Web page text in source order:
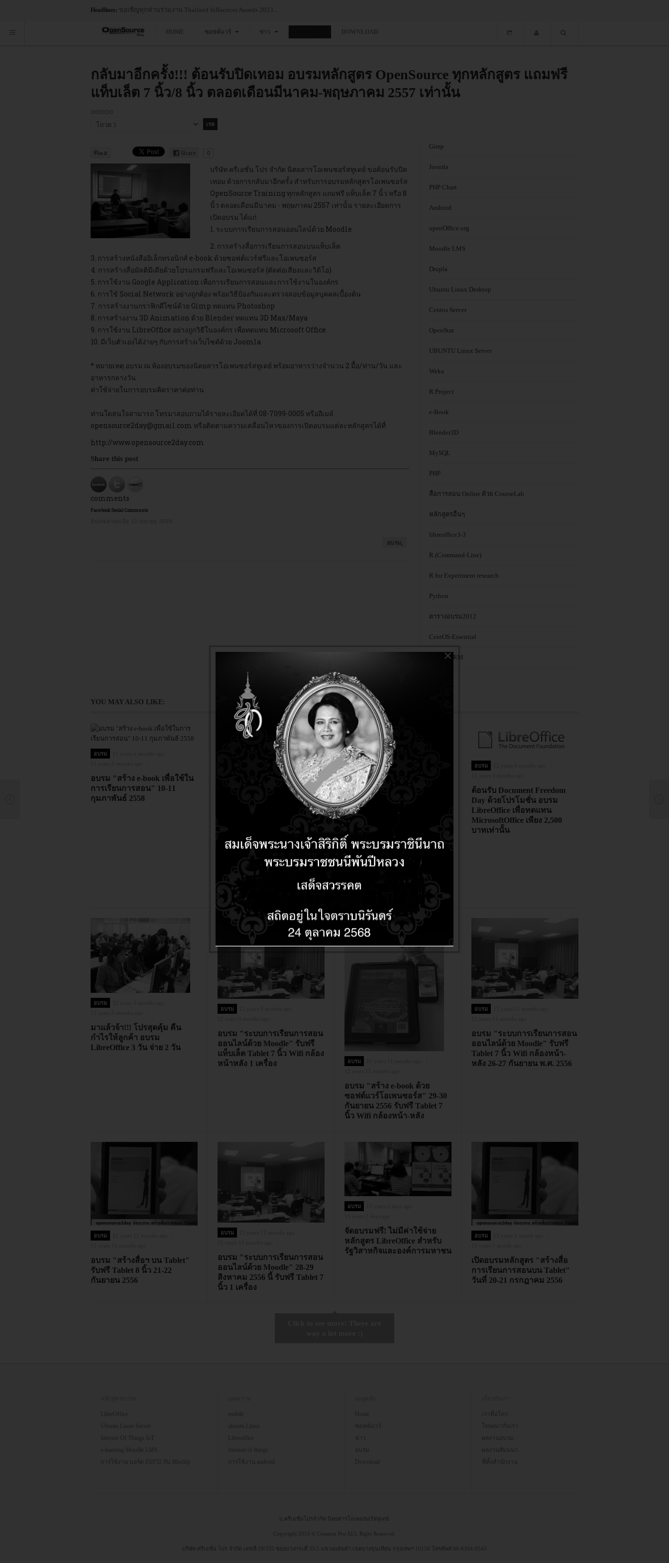
Headlines: ขอเชิญทุกท่านร่วมงาน Thailand Influencer Awards 2023...
HOME ซอฟต์แวร์ ข่าว DOWNLOAD
กลับมาอีกครั้ง!!! ต้อนรับปิดเทอม อบรมหลักสูตร OpenSource ทุกหลักสูตร แถมฟรี
แท็บเล็ต 7 นิ้ว/8 นิ้ว ตลอดเดือนมีนาคม-พฤษภาคม 2557 เท่านั้น
กรุณา
Share
0
บริษัท ครีเอชั่น โปร จำกัด นิตยสารโอเพนซอร์สทูเดย์ ขอต้อนรับปิด
เทอม ด้วยการกลับมาอีกครั้ง สำหรับการอบรมหลักสูตรโอเพนซอร์ส
OpenSource Training ทุกหลักสูตร แถมฟรี แท็บเล็ต 7 นิ้ว หรือ 8
นิ้ว ตลอดเดือนมีนาคม - พฤษภาคม 2557 เท่านั้น รายละเอียดการ
เปิดอบรม ได้แก่
1. ระบบการเรียนการสอนออนไลน์ด้วย Moodle
2. การสร้างสื่อการเรียนการสอนบนแท็บเล็ต
3. การสร้างหนังสืออิเล็กทรอนิกส์ e-book ด้วยซอฟต์แวร์ฟรีและโอเพนซอร์ส
4. การสร้างสื่อมัลติมีเดียด้วยโปรแกรมฟรีและโอเพนซอร์ส (ตัดต่อเสียงและวิดิโอ)
5. การใช้งาน Google Application เพื่อการเรียนการสอนและการใช้งานในองค์กร
6. การใช้ Social Network อย่างถูกต้อง พร้อมวิธีป้องกันและตรวจสอบข้อมูลบุคคลเบื้องต้น
7. การสร้างงานกราฟิกดีไซน์ด้วย Gimp ทดแทน Photoshop
8. การสร้างงาน 3D Animation ด้วย Blender ทดแทน 3D Max/Maya
9. การใช้งาน LibreOffice อย่างถูกวิธีในองค์กร เพื่อทดแทน Microsoft Office
10. มีเว็บตัวเองได้ง่ายๆ กับการสร้างเว็บไซต์ด้วย Joomla
* หมายเหตุ อบรม ณ ห้องอบรมของนิตยสารโอเพนซอร์สทูเดย์ พร้อมอาหารว่างจำนวน 2 มื้อ/ท่าน/วัน และ
อาหารกลางวัน
ค่าใช้จ่ายในการอบรมคิดราคาต่อท่าน
ท่านใดสนใจสามารถ โทรมาสอบถามได้รายละเอียดได้ที่ 08-7099-0005 หรืออีเมล์
opensource2day@gmail.com หรือติดตามความเคลื่อนไหวของการเปิดอบรมแต่ละหลักสูตรได้ที่
http://www.opensource2day.com
Share this post
comments
Facebook Social Comments
อบรม,
Gimp
Joomla
PHP Chart
Android
openOffice.org
Moodle LMS
Drupla
Ubuntu Linux Desktop
Centos Server
OpenStat
UBUNTU Linux Server
Weka
R Project
e-Book
Blender3D
MySQL
PHP
สื่อการสอน Online ด้วย CourseLab
หลักสูตรอื่นๆ
libreoffice3-3
R (Command-Line)
R for Experiment research
Python
ตารางอบรม2012
CentOS-Essential
OrangeHRM
YOU MAY ALSO LIKE:
อบรม
อบรม "สร้าง e-book เพื่อใช้ใน
การเรียนการสอน" 10-11
กุมภาพันธ์ 2558
11 years 11 months ago
งาน Social Network อย่างไร?
2557 นี้ จำกัดที่นั่ง 45 ที่นั่ง
ต้อนรับปิดเทอม อบรม "สร้าง
Tablet" 26-27 เมษายน 2557
นิ้ว หรือ Wifi หน้าจอ8 นิ้ว รุ่น
สุดท้าย!!!
อบรม
ต้อนรับ Document Freedom
Day ด้วยโปรโมชั่น อบรม
LibreOffice เพื่อทดแทน
MicrosoftOffice เพียง 2,500
บาทเท่านั้น
อบรม
มาแล้วจ้า!!! โปรสุดคุ้ม คืน
กำไรให้ลูกค้า อบรม
LibreOffice 3 วัน จ่าย 2 วัน
อบรม
อบรม "ระบบการเรียนการสอน
ออนไลน์ด้วย Moodle" รับฟรี
แท็บเล็ต Tablet 7 นิ้ว Wifi กล้อง
หน้าหลัง 1 เครื่อง
อบรม
อบรม "สร้าง e-book ด้วย
ซอฟต์แวร์โอเพนซอร์ส" 29-30
กันยายน 2556 รับฟรี Tablet 7
นิ้ว Wifi กล้องหน้า-หลัง
อบรม
อบรม "ระบบการเรียนการสอน
ออนไลน์ด้วย Moodle" รับฟรี
Tablet 7 นิ้ว Wifi กล้องหน้า-
หลัง 26-27 กันยายน พ.ศ. 2556
อบรม
อบรม "สร้างสื่อฯ บน Tablet"
รับฟรี Tablet 8 นิ้ว 21-22
กันยายน 2556
อบรม
อบรม "ระบบการเรียนการสอน
ออนไลน์ด้วย Moodle" 28-29
สิงหาคม 2556 นี้ รับฟรี Tablet 7
นิ้ว 1 เครื่อง
อบรม
จัดอบรมฟรี! ไม่มีค่าใช้จ่าย
หลักสูตร LibreOffice สำหรับ
รัฐวิสาหกิจและองค์การมหาชน
อบรม
เปิดอบรมหลักสูตร "สร้างสื่อ
การเรียนการสอนบน Tablet"
วันที่ 20-21 กรกฎาคม 2556
LibreOffice
Ubuntu Linux Server
Internet Of Things IoT
e-learning Moodle LMS
การใช้งาน บอร์ด ESP32 กับ Blockly
mobile
ubuntu Linux
Internet of things
การใช้งาน android
Home
ซอฟต์แวร์
ข่าว
อบรม
Download
เราคือใคร
โฆษณากับเรา
ผลงานอบรม
ผลงานสัมมนา
ที่ตั้งสำนักงาน
บ.ครีเอชั่นโปรจำกัด นิตยสารโอเพนซอร์สทูเดย์
Copyright 2015 © Creation Pro ALL Right Reserved.
บริษัท ครีเอชั่น โปร จำกัด เลขที่ 29/335 ซอยบางกระดี่ 35/1 แขวงแสมดำ เขตบางขุนเทียน กรุงเทพฯ 10150 โทรศัพท์ 08-6304-9545
×